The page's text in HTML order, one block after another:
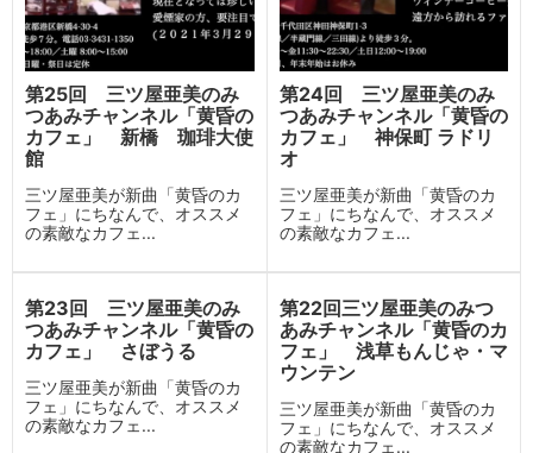
第25回 三ツ屋亜美のみ
つあみチャンネル「黄昏の
カフェ」 新橋 珈琲大使
館
三ツ屋亜美が新曲「黄昏のカ
フェ」にちなんで、オススメ
の素敵なカフェ...
第24回 三ツ屋亜美のみ
つあみチャンネル「黄昏の
カフェ」 神保町 ラドリ
オ
三ツ屋亜美が新曲「黄昏のカ
フェ」にちなんで、オススメ
の素敵なカフェ...
第23回 三ツ屋亜美のみ
つあみチャンネル「黄昏の
カフェ」 さぼうる
三ツ屋亜美が新曲「黄昏のカ
フェ」にちなんで、オススメ
の素敵なカフェ...
第22回三ツ屋亜美のみつ
あみチャンネル「黄昏のカ
フェ」 浅草もんじゃ・マ
ウンテン
三ツ屋亜美が新曲「黄昏のカ
フェ」にちなんで、オススメ
の素敵なカフェ...